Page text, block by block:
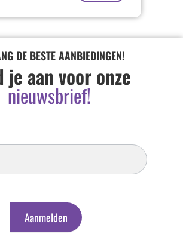
DE BESTE AANBIEDINGEN!
je aan voor onze
nieuwsbrief!
Aanmelden